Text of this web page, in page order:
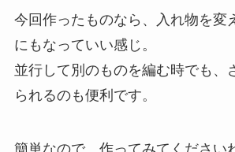
今回作ったものなら、入れ物を変
にもなっていい感じ。
並行して別のものを編む時でも、
られるのも便利です。
簡単なので、作ってみてください